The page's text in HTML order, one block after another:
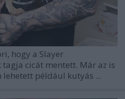
hogy a Slayer
cicát mentett. Már az is
lehetett például kutyás ...